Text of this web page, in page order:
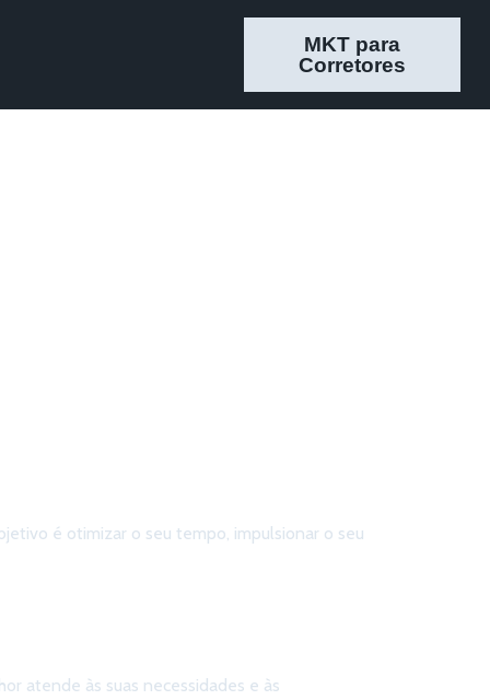
MKT para
Corretores
é otimizar o seu tempo, impulsionar o seu
atende às suas necessidades e às